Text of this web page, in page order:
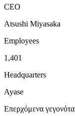
CEO
Atsushi Miyasaka
Employees
1,401
Headquarters
Ayase
Επερχόμενα γεγονότα